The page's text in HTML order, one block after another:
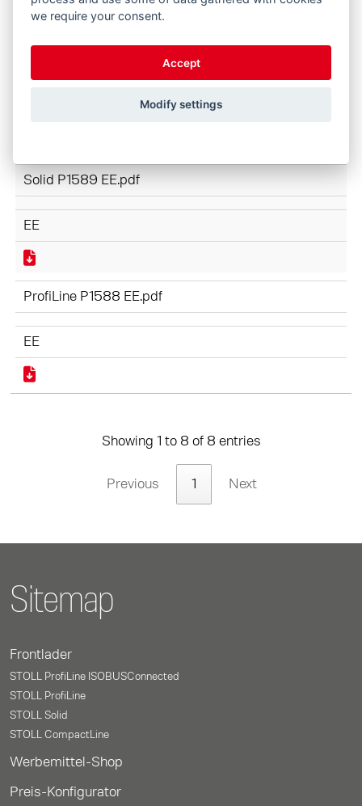
ProfiLine NEXT GENERATION P1610 EE.pdf
Solid P1589 EE.pdf
EE
ProfiLine P1588 EE.pdf
EE
Showing 1 to 8 of 8 entries
Previous 1 Next
Sitemap
Frontlader
STOLL ProfiLine ISOBUSConnected
STOLL ProfiLine
STOLL Solid
STOLL CompactLine
Werbemittel-Shop
Preis-Konfigurator
we require your consent.
Accept
Modify settings